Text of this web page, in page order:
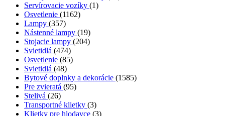
Servírovacie vozíky (1)
Osvetlenie (1162)
Lampy (357)
Nástenné lampy (19)
Stojacie lampy (204)
Svietidlá (474)
Osvetlenie (85)
Svietidlá (48)
Bytové doplnky a dekorácie (1585)
Pre zvieratá (95)
Stelivá (26)
Transportné klietky (3)
Klietky pre hlodavce (3)